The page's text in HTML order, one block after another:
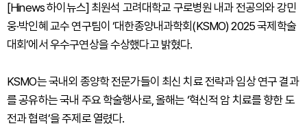
[Hinews 하이뉴스] 최원석 고려대학교 구로병원 내과 전공의와 강민
웅·박인혜 교수 연구팀이 ‘대한종양내과학회(KSMO) 2025 국제학술
대회’에서 우수구연상을 수상했다고 밝혔다.
KSMO는 국내외 종양학 전문가들이 최신 치료 전략과 임상 연구 결과
를 공유하는 국내 주요 학술행사로, 올해는 ‘혁신적 암 치료를 향한 도
전과 협력’을 주제로 열렸다.